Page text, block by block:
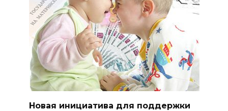
Новая инициатива для поддержки